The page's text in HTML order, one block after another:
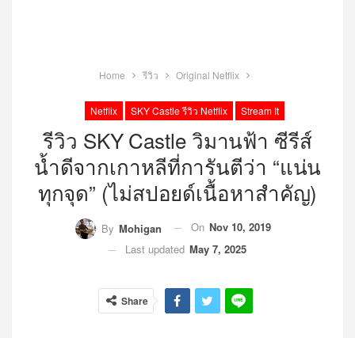
Home รีวิว Original Netflix
Netflix SKY Castle รีวิว Netflix Stream It
รีวิว SKY Castle วิมานฟ้า ซีรีส์
น้ำดีจากเกาหลีที่การันตีว่า “แน่น
ทุกจุด” (ไม่สปอยด์เนื้อหาสำคัญ)
By Mohigan On Nov 10, 2019
Last updated May 7, 2025
Share